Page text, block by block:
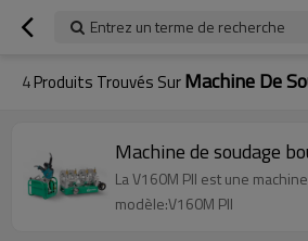
Entrez un terme de recherche
4Produits Trouvés SurMachine De
Machine de soudage
La V160M PII est une
modèle:V160M PII